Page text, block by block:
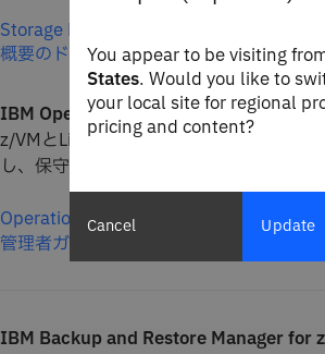
Storage Protectの詳細はこちら
概要のドキュメンテーションを読む
IBM Operations Manager for z/VM
z/VMとLinuxの運用を自動化し、システ
し、保守のワークフローを合理化します。
Operations Manager for z/VMの詳細はこ
管理者ガイドを読む
IBM Backup and Restore Manager for
You appear to be visiting
States. Would you like to
your local site for regional
pricing and content?
Cancel Update